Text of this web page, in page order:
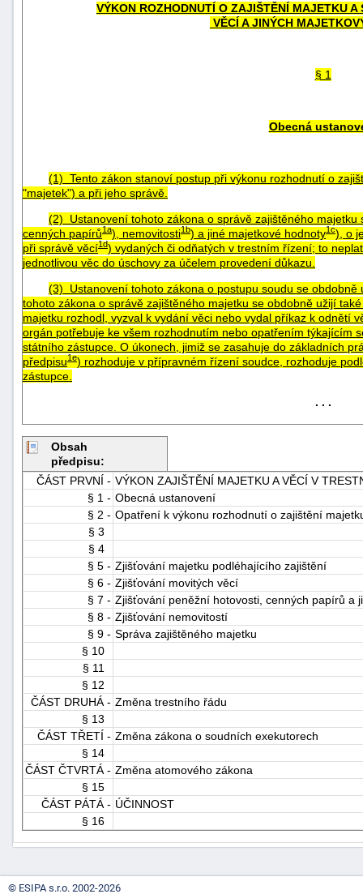
VÝKON ROZHODNUTÍ O ZAJIŠTĚNÍ MAJETKU
VĚCÍ A JINÝCH
§ 1
Obecná
(1) Tento zákon stanoví postup při výkonu rozhodnutí o
"majetek") a při jeho správě.
(2) Ustanovení tohoto zákona o správě zajištěného
cenných papírů1a), nemovitosti1b) a jiné majetkové hodnoty1c), o
při správě věcí1d) vydaných či odňatých v trestním řízení; to
jednotlivou věc do úschovy za účelem provedení důkazu.
(3) Ustanovení tohoto zákona o postupu soudu se
tohoto zákona o správě zajištěného majetku se obdobně užijí
majetku rozhodl, vyzval k vydání věci nebo vydal příkaz k odnětí
orgán potřebuje ke všem rozhodnutím nebo opatřením týkajícím
státního zástupce. O úkonech, jimiž se zasahuje do základních
předpisu1e) rozhoduje v přípravném řízení soudce, rozhoduje
zástupce.
. . .
Obsah
předpisu:
ČÁST PRVNÍ - VÝKON ZAJIŠTĚNÍ MAJETKU A VĚCÍ V
§ 1 - Obecná ustanovení
§ 2 - Opatření k výkonu rozhodnutí o zajištění
§ 3
§ 4
§ 5 - Zjišťování majetku podléhajícího zajištění
§ 6 - Zjišťování movitých věcí
§ 7 - Zjišťování peněžní hotovosti, cenných papírů a
§ 8 - Zjišťování nemovitostí
§ 9 - Správa zajištěného majetku
§ 10
§ 11
§ 12
ČÁST DRUHÁ - Změna trestního řádu
§ 13
ČÁST TŘETÍ - Změna zákona o soudních exekutorech
§ 14
ČÁST ČTVRTÁ - Změna atomového zákona
§ 15
ČÁST PÁTÁ - ÚČINNOST
§ 16
© ESIPA s.r.o. 2002-2026